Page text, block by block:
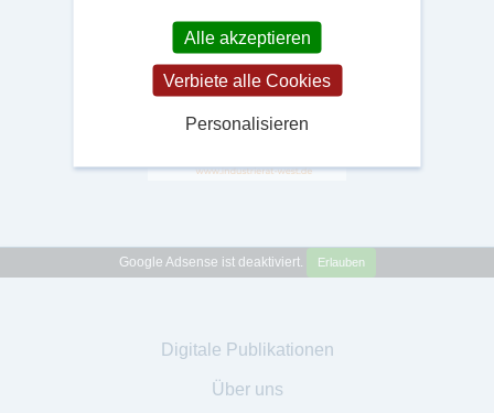
Google Adsense ist deaktiviert. Erlauben
Digitale Publikationen
Über uns
Alle akzeptieren
Verbiete alle Cookies
Personalisieren